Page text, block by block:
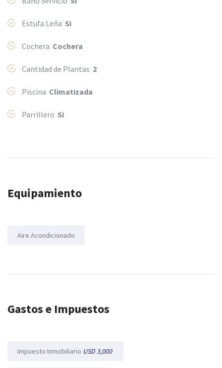
Estufa Leña Si
Cochera Cochera
Cantidad de Plantas 2
Piscina Climatizada
Parrillero Si
Equipamiento
Aire Acondicionado
Gastos e Impuestos
Impuesto Inmobiliario USD 3,000